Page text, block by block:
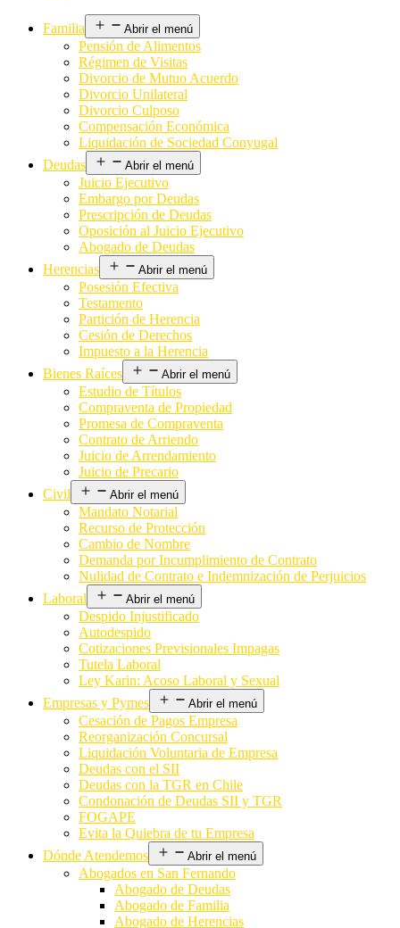
Familia Abrir el menú
Pensión de Alimentos
Régimen de Visitas
Divorcio de Mutuo Acuerdo
Divorcio Unilateral
Divorcio Culposo
Compensación Económica
Liquidación de Sociedad Conyugal
Deudas
Abrir el menú
Juicio Ejecutivo
Embargo por Deudas
Prescripción de Deudas
Oposición al Juicio Ejecutivo
Abogado de Deudas
Herencias
Abrir el menú
Posesión Efectiva
Testamento
Partición de Herencia
Cesión de Derechos
Impuesto a la Herencia
Bienes Raíces
Abrir el menú
Estudio de Títulos
Compraventa de Propiedad
Promesa de Compraventa
Contrato de Arriendo
Juicio de Arrendamiento
Juicio de Precario
Civil
Abrir el menú
Mandato Notarial
Recurso de Protección
Cambio de Nombre
Demanda por Incumplimiento de Contrato
Nulidad de Contrato e Indemnización de Perjuicios
Laboral
Abrir el menú
Despido Injustificado
Autodespido
Cotizaciones Previsionales Impagas
Tutela Laboral
Ley Karin: Acoso Laboral y Sexual
Empresas y Pymes
Abrir el menú
Cesación de Pagos Empresa
Reorganización Concursal
Liquidación Voluntaria de Empresa
Deudas con el SII
Deudas con la TGR en Chile
Condonación de Deudas SII y TGR
FOGAPE
Evita la Quiebra de tu Empresa
Dónde Atendemos
Abrir el menú
Abogados en San Fernando
Abogado de Deudas
Abogado de Familia
Abogado de Herencias